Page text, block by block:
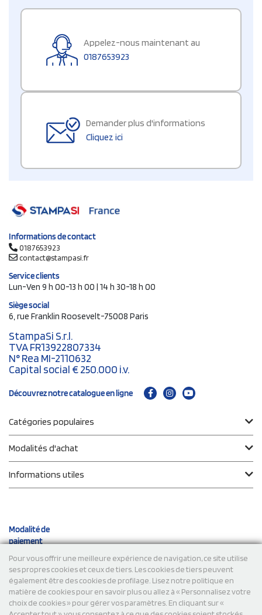
Pour vous offrir une meilleure expérience de navigation, ce site utilise
ses propres cookies et ceux de tiers. Les cookies de tiers peuvent
également être des cookies de profilage. Lisez notre politique en
matière de cookies pour en savoir plus ou allez à « Personnalisez votre
choix de cookies » pour gérer vos paramètres. En cliquant sur «
Appelez-nous maintenant au
0187653923
Demander plus d'informations
Cliquez ici
Informations de contact
0187653923
contact@stampasi.fr
Service clients
Lun-Ven 9 h 00-13 h 00 | 14 h 30-18 h 00
Siège social
6, rue Franklin Roosevelt-75008 Paris
StampaSi S.r.l.
TVA FR13922807334
N° Rea MI-2110632
Capital social € 250.000 i.v.
Découvrez notre catalogue en ligne
Catégories populaires
Modalités d'achat
Informations utiles
Modalité de
paiement
Expéditions